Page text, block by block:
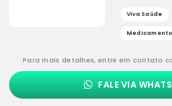
Viva Saúde
Para mais detalhes, entre em contato
FALE VIA